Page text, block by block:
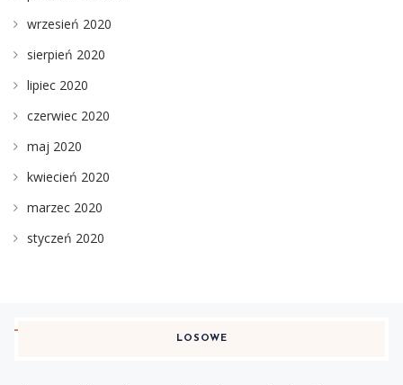
wrzesień 2020
sierpień 2020
lipiec 2020
czerwiec 2020
maj 2020
kwiecień 2020
marzec 2020
styczeń 2020
LOSOWE